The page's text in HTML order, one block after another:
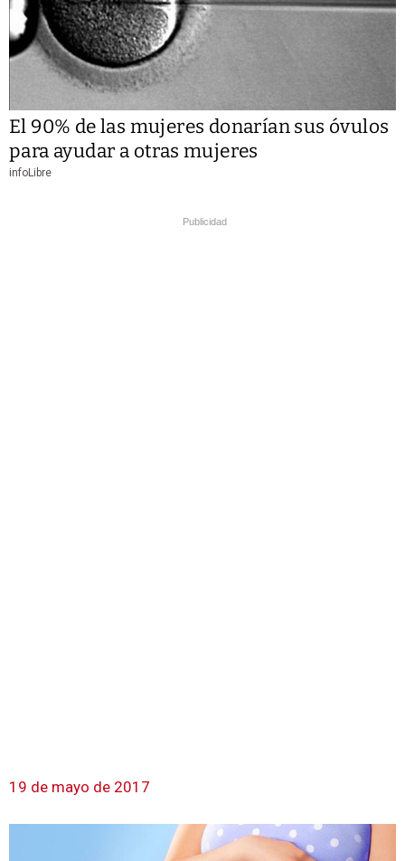
El 90% de las mujeres donarían sus óvulos
para ayudar a otras mujeres
infoLibre
Publicidad
19 de mayo de 2017